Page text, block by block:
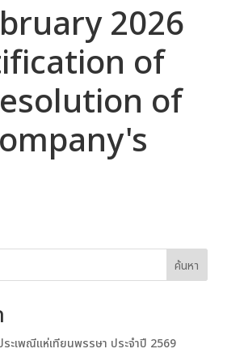
2026
of
of
ค้นหา
ะเพณีแห่เทียนพรรษา ประจำปี 2569